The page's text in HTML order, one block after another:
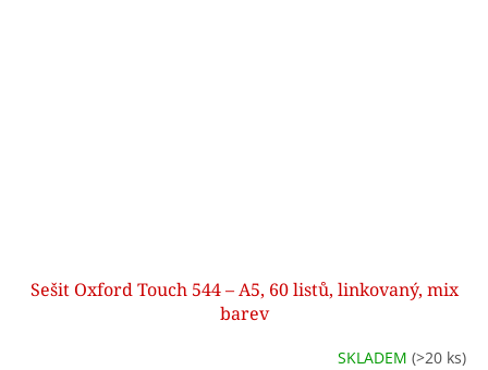
Sešit Oxford Touch 544 – A5, 60 listů, linkovaný, mix
barev
SKLADEM (>20 ks)